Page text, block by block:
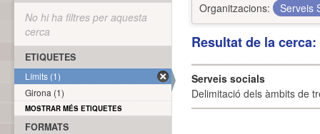
Organitzacions:
Serveis
Resultat de la
Serveis socials
Delimitació dels àmbits de
No hi ha filtres per aquesta
cerca
ETIQUETES
Límits (1)
Girona (1)
MOSTRAR MÉS ETIQUETES
FORMATS